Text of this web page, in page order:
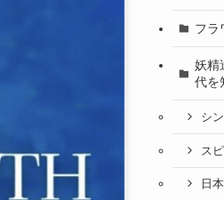
フラ
妖
代を
シ
ス
日